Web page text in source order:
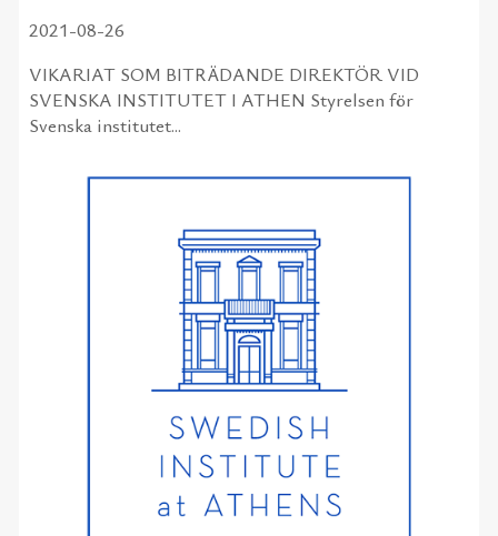
2021-08-26
VIKARIAT SOM BITRÄDANDE DIREKTÖR VID
SVENSKA INSTITUTET I ATHEN Styrelsen för
Svenska institutet...